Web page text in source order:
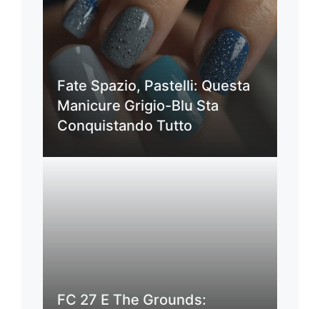
Fate Spazio, Pastelli: Questa
Manicure Grigio-Blu Sta
Conquistando Tutto
FC 27 E The Grounds: